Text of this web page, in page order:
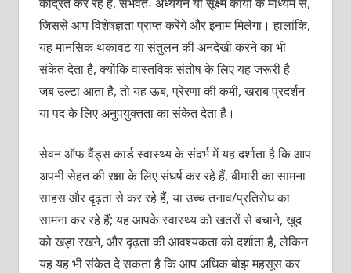
जिससे आप विशेषज्ञता प्राप्त करेंगे और इनाम मिलेगा। हालांकि,
यह मानसिक थकावट या संतुलन की अनदेखी करने का भी
संकेत देता है, क्योंकि वास्तविक संतोष के लिए यह जरूरी है।
जब उल्टा आता है, तो यह ऊब, प्रेरणा की कमी, खराब प्रदर्शन
या पद के लिए अनुपयुक्तता का संकेत देता है।
सेवन ऑफ वैंड्स कार्ड स्वास्थ्य के संदर्भ में यह दर्शाता है कि आप
अपनी सेहत की रक्षा के लिए संघर्ष कर रहे हैं, बीमारी का सामना
साहस और दृढ़ता से कर रहे हैं, या उच्च तनाव/प्रतिरोध का
सामना कर रहे हैं; यह आपके स्वास्थ्य को खतरों से बचाने, खुद
को खड़ा रखने, और दृढ़ता की आवश्यकता को दर्शाता है, लेकिन
यह यह भी संकेत दे सकता है कि आप अधिक बोझ महसूस कर